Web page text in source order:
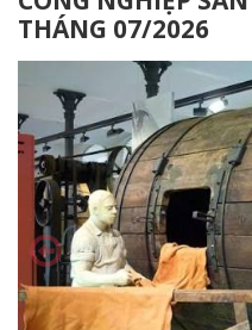
THÁNG 07/2026